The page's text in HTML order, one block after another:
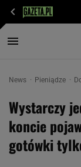
News Pieniądze
Wystarczy
koncie
gotówki